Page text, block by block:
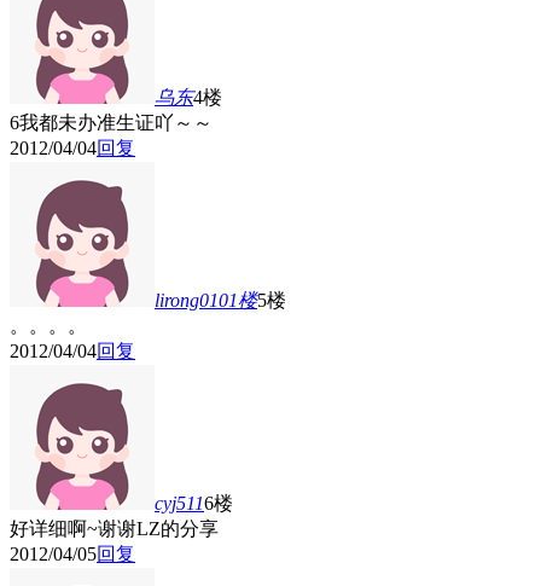
乌东4楼
6我都未办准生证吖～～
2012/04/04回复
lirong0101楼5楼
。。。。
2012/04/04回复
cyj5116楼
好详细啊~谢谢LZ的分享
2012/04/05回复